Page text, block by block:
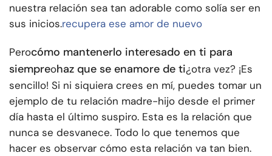
nuestra relación sea tan adorable como solía ser en
sus inicios.recupera ese amor de nuevo
Perocómo mantenerlo interesado en ti para
siempreohaz que se enamore de ti¿otra vez? ¡Es
sencillo! Si ni siquiera crees en mí, puedes tomar un
ejemplo de tu relación madre-hijo desde el primer
día hasta el último suspiro. Esta es la relación que
nunca se desvanece. Todo lo que tenemos que
hacer es observar cómo esta relación va tan bien.